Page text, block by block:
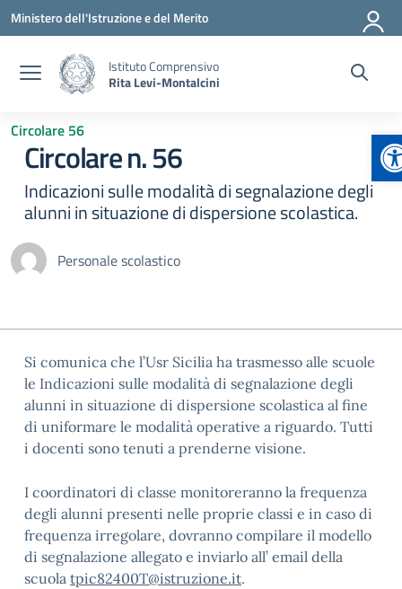
Vai ai contenuti
Vai al menu di navigazione
Vai al footer
Ministero dell'Istruzione e del Merito
Istituto Comprensivo
Rita Levi-Montalcini
Circolare 56
Circolare n. 56
Indicazioni sulle modalità di segnalazione degli
alunni in situazione di dispersione scolastica.
Personale scolastico
Si comunica che l’Usr Sicilia ha trasmesso alle scuole
le Indicazioni sulle modalità di segnalazione degli
alunni in situazione di dispersione scolastica al fine
di uniformare le modalità operative a riguardo. Tutti
i docenti sono tenuti a prenderne visione.
I coordinatori di classe monitoreranno la frequenza
degli alunni presenti nelle proprie classi e in caso di
frequenza irregolare, dovranno compilare il modello
di segnalazione allegato e inviarlo all’ email della
scuola tpic82400T@istruzione.it.